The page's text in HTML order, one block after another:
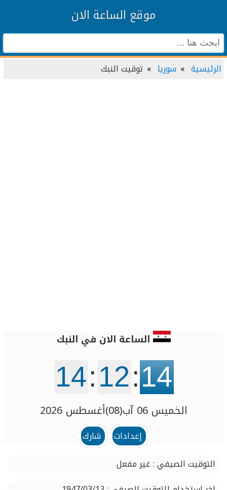
موقع الساعة الان
الرئيسية سوريا توقيت النبك
الساعة الان في النبك
14:12:14
الخميس 06 آب(08)أغسطس 2026
إعدادات
شارك
التوقيت الصيفي : غير مفعل